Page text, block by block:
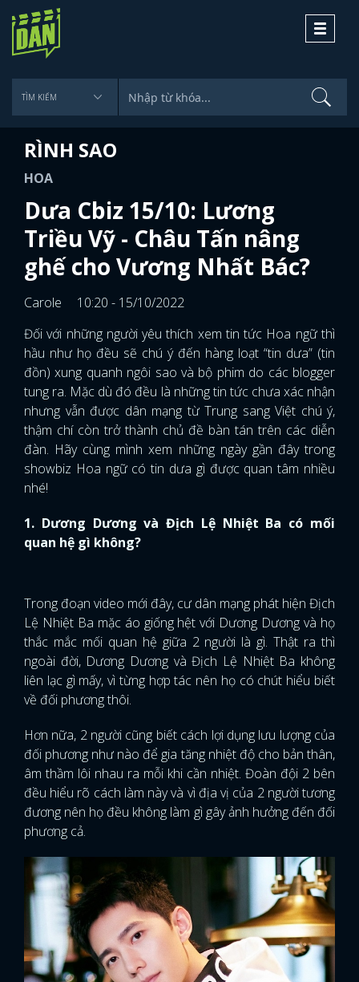
Toggle
RÌNH SAO
HOA
Dưa Cbiz 15/10: Lương
Triều Vỹ - Châu Tấn nâng
ghế cho Vương Nhất Bác?
Carole
10:20 - 15/10/2022
Đối với những người yêu thích xem tin tức Hoa ngữ thì
hầu như họ đều sẽ chú ý đến hàng loạt “tin dưa” (tin
đồn) xung quanh ngôi sao và bộ phim do các blogger
tung ra. Mặc dù đó đều là những tin tức chưa xác nhận
nhưng vẫn được dân mạng từ Trung sang Việt chú ý,
thậm chí còn trở thành chủ đề bàn tán trên các diễn
đàn. Hãy cùng mình xem những ngày gần đây trong
showbiz Hoa ngữ có tin dưa gì được quan tâm nhiều
nhé!
1. Dương Dương và Địch Lệ Nhiệt Ba có mối
quan hệ gì không?
Trong đoạn video mới đây, cư dân mạng phát hiện Địch
Lệ Nhiệt Ba mặc áo giống hệt với Dương Dương và họ
thắc mắc mối quan hệ giữa 2 người là gì. Thật ra thì
ngoài đời, Dương Dương và Địch Lệ Nhiệt Ba không
liên lạc gì mấy, vì từng hợp tác nên họ có chút hiểu biết
về đối phương thôi.
Hơn nữa, 2 người cũng biết cách lợi dụng lưu lượng của
đối phương như nào để gia tăng nhiệt độ cho bản thân,
âm thầm lôi nhau ra mỗi khi cần nhiệt. Đoàn đội 2 bên
đều hiểu rõ cách làm này và vì địa vị của 2 người tương
đương nên họ đều không làm gì gây ảnh hưởng đến đối
phương cả.